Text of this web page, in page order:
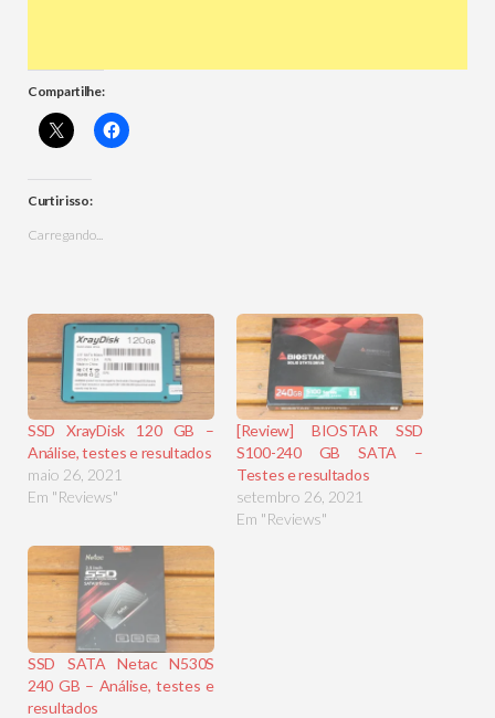
Compartilhe:
Curtir isso:
Carregando...
SSD XrayDisk 120 GB –
Análise, testes e resultados
maio 26, 2021
Em "Reviews"
[Review] BIOSTAR SSD
S100-240 GB SATA –
Testes e resultados
setembro 26, 2021
Em "Reviews"
SSD SATA Netac N530S
240 GB – Análise, testes e
resultados